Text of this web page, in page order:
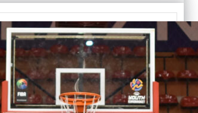
2026, Division C
Обзор Статистика Матч сыгран 0